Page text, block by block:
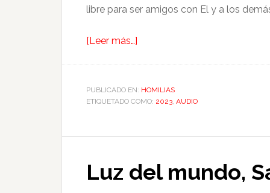
libre para ser amigos con El y a los
[Leer más…]
PUBLICADO EN: HOMILIAS
ETIQUETADO COMO: 2023, AUDIO
Luz del mundo,